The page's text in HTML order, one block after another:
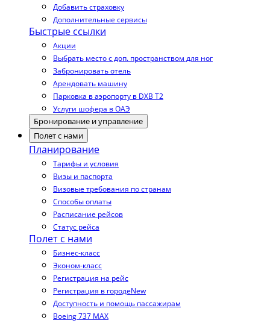
Добавить страховку
Дополнительные сервисы
Быстрые ссылки
Акции
Выбрать место с доп. пространством для ног
Забронировать отель
Арендовать машину
Парковка в аэропорту в DXB T2
Услуги шофера в ОАЭ
Бронирование и управление
Полет с нами
Планирование
Тарифы и условия
Визы и паспорта
Визовые требования по странам
Способы оплаты
Расписание рейсов
Статус рейса
Полет с нами
Бизнес-класс
Эконом-класс
Регистрация на рейс
Регистрация в городеNew
Доступность и помощь пассажирам
Boeing 737 MAX